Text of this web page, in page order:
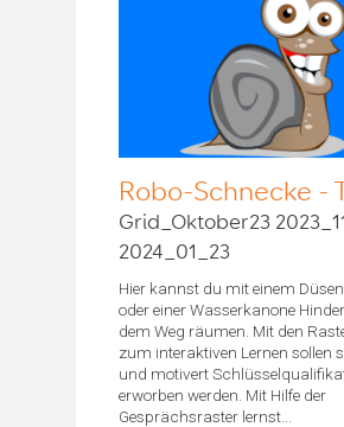
Robo-Schnecke -
Grid_Oktober23
2024_01_23
Hier kannst du mit einem
oder einer Wasserkanone
dem Weg räumen. Mit den
zum interaktiven Lernen sollen
und motivert
erworben werden. Mit Hilfe der
Gesprächsraster lernst...